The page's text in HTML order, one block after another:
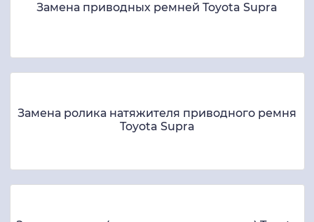
Замена приводных ремней Toyota Supra
Замена ролика натяжителя приводного ремня
Toyota Supra